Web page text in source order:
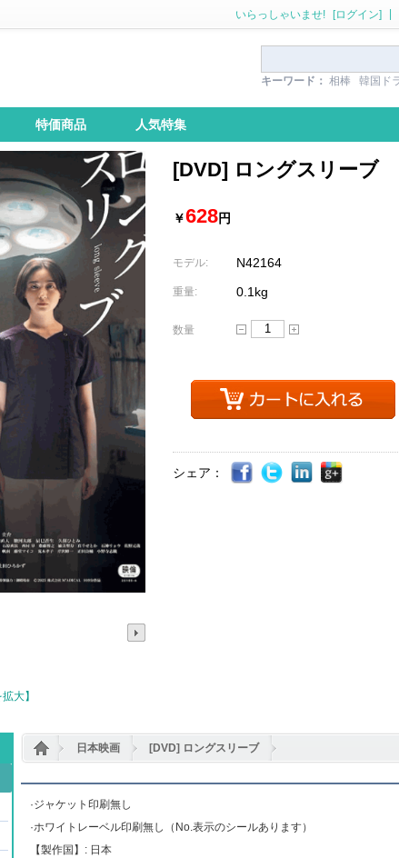
いらっしゃいませ! [ログイン]
キーワード： 相棒 韓国ド
特価商品 人気特集
大】
[DVD] ロングスリーブ
￥628円
モデル: N42164
重量: 0.1kg
数量
シェア：
日本映画 [DVD] ロングスリーブ
·ジャケット印刷無し
·ホワイトレーベル印刷無し（No.表示のシールあります）
【製作国】: 日本